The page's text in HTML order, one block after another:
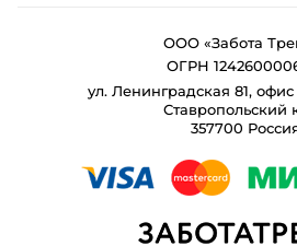
ООО «Забота
ОГРН
ул. Ленинградская 81,
Ставропольский
357700